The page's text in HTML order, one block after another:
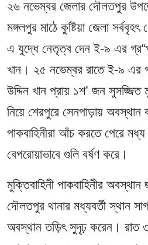
২৬ নভেম্বর জেলার দৌলতপুর
মঙ্গলপুর মাঠে কুষ্টিয়া জেলা
এ যুদ্ধে নেতৃত্ব দেন ই-৯ এর
খান। ২৫ নভেম্বর রাতে ই-৯ এর
উদ্দিন খান প্রায় ১শ’ জন সুসজ্জিত
নিয়ে শেরপুরে সেনপাড়ায় অবস্থান
পাকবাহিনীরা আঁচ করতে পেরে
বেপরোয়াভাবে গুলি বর্ষণ করে।
মুক্তিবাহিনী পাকবাহিনীর
দৌলতপুর থানার মধ্যবর্তী স্থান
অবস্থান তড়িৎ সুদৃঢ় করেন। রাত